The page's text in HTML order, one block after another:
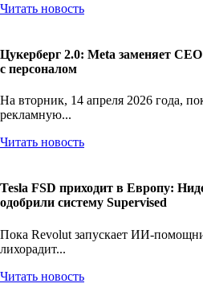
Читать новость
Цукерберг 2.0: Meta заменяет
с персоналом
На вторник, 14 апреля 2026 года,
рекламную...
Читать новость
Tesla FSD приходит в Европу:
одобрили систему Supervised
Пока Revolut запускает ИИ-
лихорадит...
Читать новость